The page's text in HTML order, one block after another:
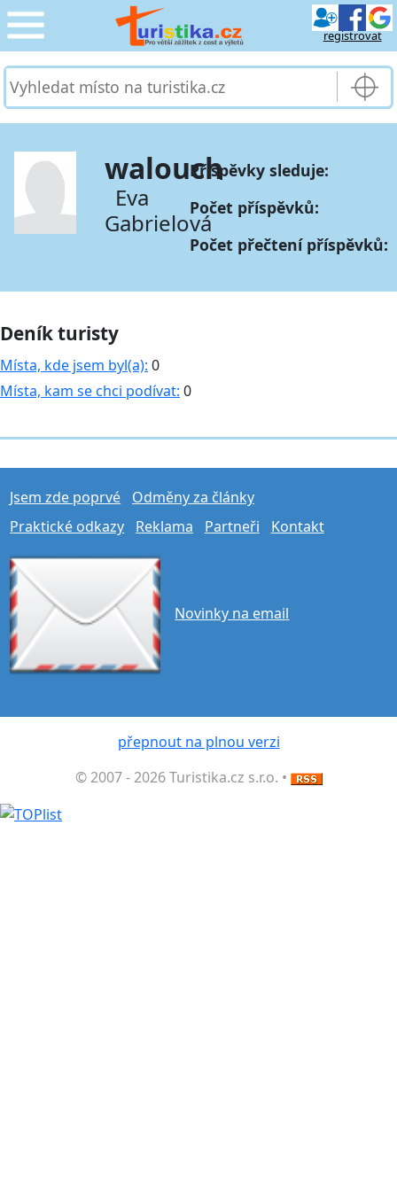
registrovat
CESTOVÁNÍ
SLUŽBY & DOPRAVA ›
PRO TURISTY ›
MOJE TURISTIKA ›
walouch
Eva
Gabrielová
Příspěvky sleduje:
Počet příspěvků:
Počet přečtení příspěvků:
Deník turisty
Místa, kde jsem byl(a): 0
Místa, kam se chci podívat: 0
Jsem zde poprvé
Odměny za články
Praktické odkazy
Reklama Partneři Kontakt
Novinky na email
přepnout na plnou verzi
© 2007 - 2026 Turistika.cz s.r.o. •